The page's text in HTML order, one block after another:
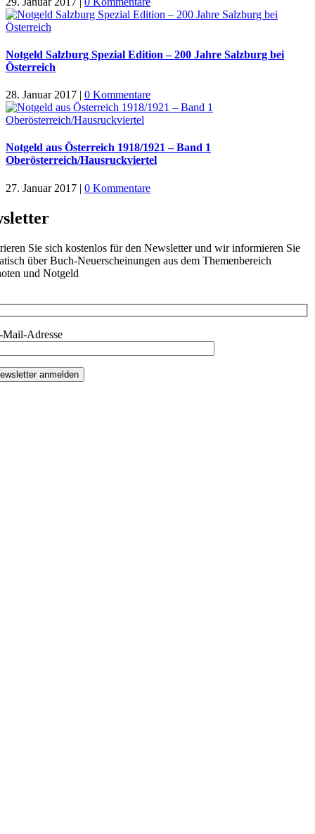
Notgeld Salzburg Spezial Edition – 200 Jahre Salzburg bei
Österreich
28. Januar 2017 | 0 Kommentare
Notgeld aus Österreich 1918/1921 – Band 1
Oberösterreich/Hausruckviertel
27. Januar 2017 | 0 Kommentare
Sie sich kostenlos für den Newsletter und wir informieren Sie
über Buch-Neuerscheinungen aus dem Themenbereich
und Notgeld
Mail-Adresse